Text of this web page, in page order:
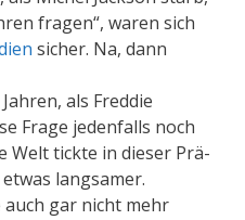
fragen“, waren sich
sicher. Na, dann
als Freddie
Frage jedenfalls noch
Welt tickte in dieser Prä-
langsamer.
gar nicht mehr